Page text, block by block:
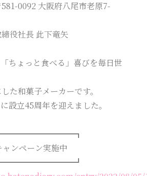
0092 大阪府八尾市老原7-
役社長 此下竜矢
ちょっと食べる」喜びを毎日世
た和菓子メーカーです。
設立45周年を迎えました。
ンペーン実施中